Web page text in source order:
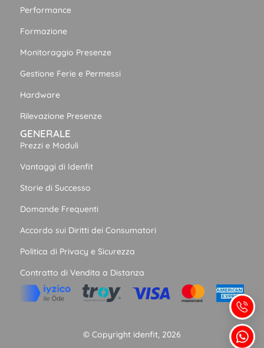
Performance
Formazione
Monitoraggio Presenze
Gestione Ferie e Permessi
Hardware
Rilevazione Presenze
GENERALE
Prezzi e Moduli
Vantaggi di Idenfit
Storie di Successo
Domande Frequenti
Accordo sui Diritti dei Consumatori
Politica di Privacy e Sicurezza
Contratto di Vendita a Distanza
© Copyright idenfit, 2026